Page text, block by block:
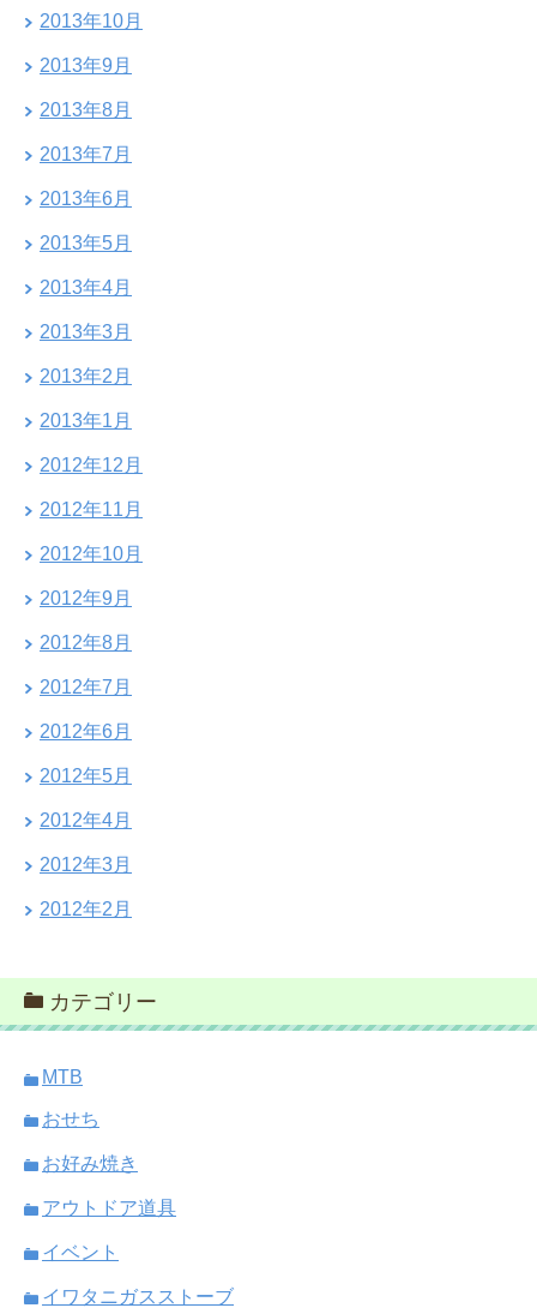
2013年10月
2013年9月
2013年8月
2013年7月
2013年6月
2013年5月
2013年4月
2013年3月
2013年2月
2013年1月
2012年12月
2012年11月
2012年10月
2012年9月
2012年8月
2012年7月
2012年6月
2012年5月
2012年4月
2012年3月
2012年2月
カテゴリー
MTB
おせち
お好み焼き
アウトドア道具
イベント
イワタニガスストーブ